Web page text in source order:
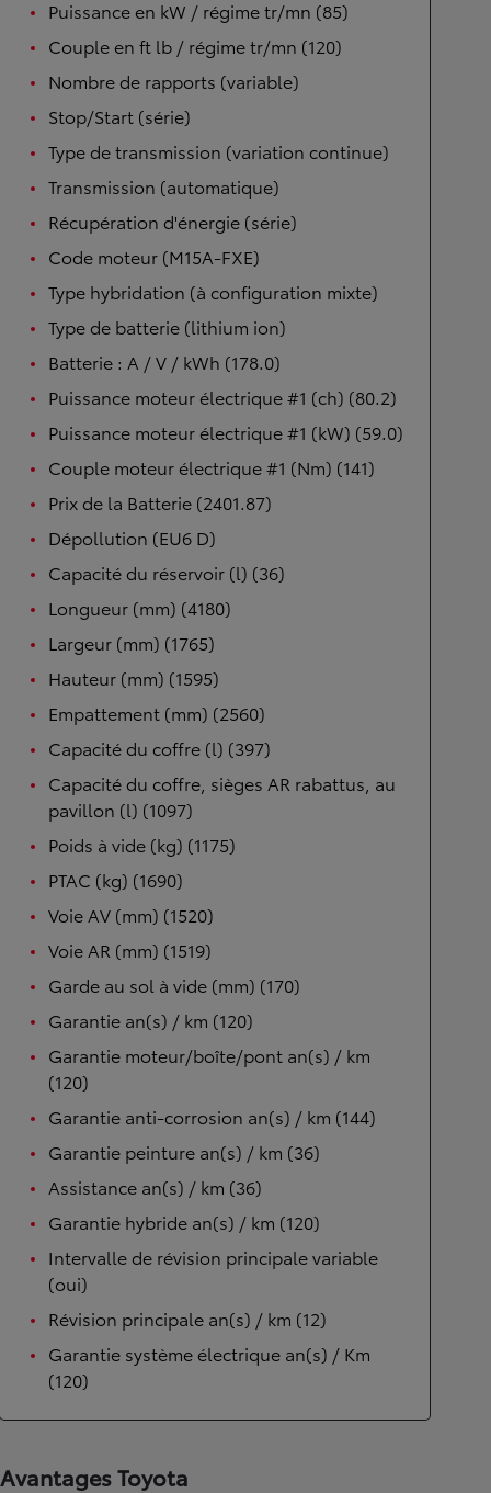
Puissance en kW / régime tr/mn (85)
Couple en ft lb / régime tr/mn (120)
Nombre de rapports (variable)
Stop/Start (série)
Type de transmission (variation continue)
Transmission (automatique)
Récupération d'énergie (série)
Code moteur (M15A-FXE)
Type hybridation (à configuration mixte)
Type de batterie (lithium ion)
Batterie : A / V / kWh (178.0)
Puissance moteur électrique #1 (ch) (80.2)
Puissance moteur électrique #1 (kW) (59.0)
Couple moteur électrique #1 (Nm) (141)
Prix de la Batterie (2401.87)
Dépollution (EU6 D)
Capacité du réservoir (l) (36)
Longueur (mm) (4180)
Largeur (mm) (1765)
Hauteur (mm) (1595)
Empattement (mm) (2560)
Capacité du coffre (l) (397)
Capacité du coffre, sièges AR rabattus, au
pavillon (l) (1097)
Poids à vide (kg) (1175)
PTAC (kg) (1690)
Voie AV (mm) (1520)
Voie AR (mm) (1519)
Garde au sol à vide (mm) (170)
Garantie an(s) / km (120)
Garantie moteur/boîte/pont an(s) / km
(120)
Garantie anti-corrosion an(s) / km (144)
Garantie peinture an(s) / km (36)
Assistance an(s) / km (36)
Garantie hybride an(s) / km (120)
Intervalle de révision principale variable
(oui)
Révision principale an(s) / km (12)
Garantie système électrique an(s) / Km
(120)
Avantages Toyota